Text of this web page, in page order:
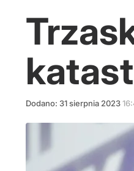
Dodano: 31sierpnia 2023